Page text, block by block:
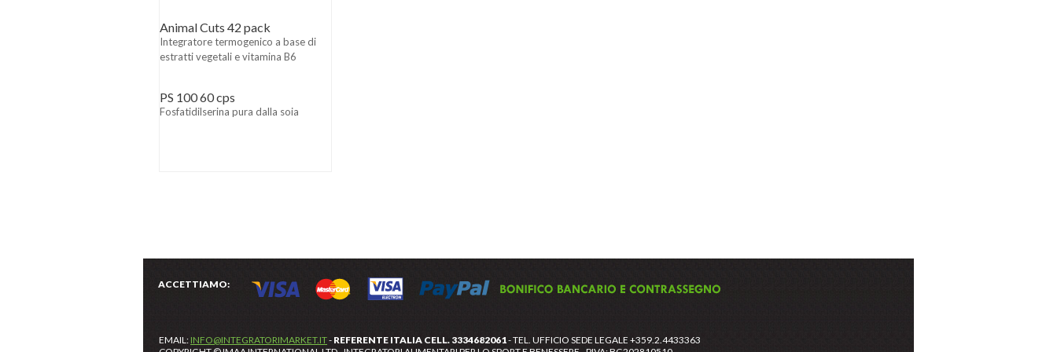
Animal Cuts 42 pack
Integratore termogenico a base di
estratti vegetali e vitamina B6
PS 100 60 cps
Fosfatidilserina pura dalla soia
ACCETTIAMO:
EMAIL: INFO@INTEGRATORIMARKET.IT- REFERENTE ITALIA CELL. 3334682061- TEL. UFFICIO SEDE LEGALE +359.2.4433363